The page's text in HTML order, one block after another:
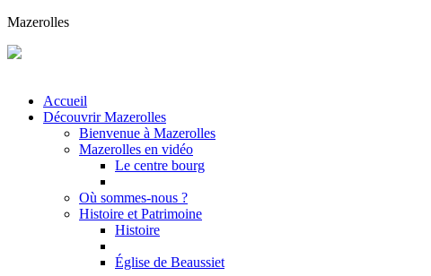
Mazerolles
Accueil
Découvrir Mazerolles
Bienvenue à Mazerolles
Mazerolles en vidéo
Le centre bourg
Où sommes-nous ?
Histoire et Patrimoine
Histoire
Église de Beaussiet